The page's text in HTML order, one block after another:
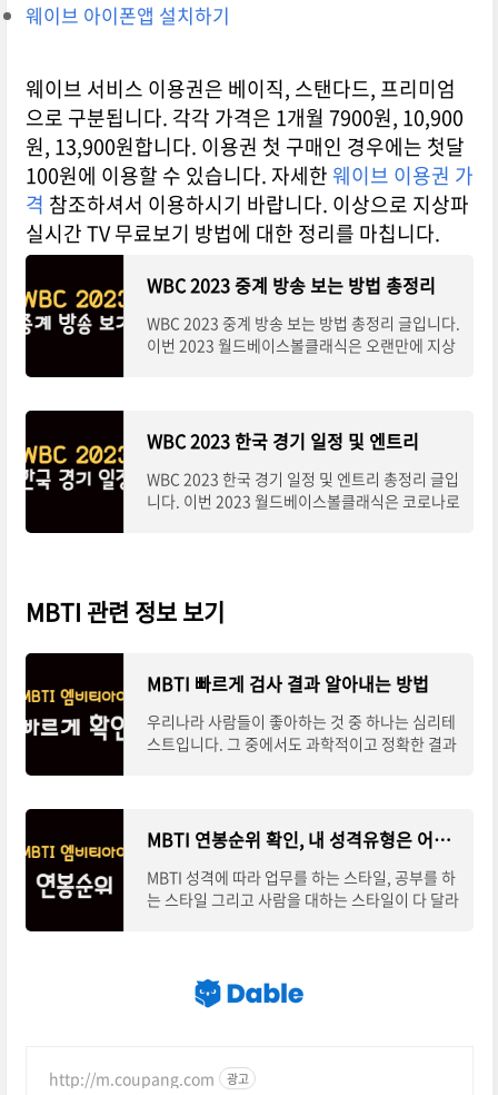
웨이브 아이폰앱 설치하기
웨이브 서비스 이용권은 베이직, 스탠다드, 프리미엄
으로 구분됩니다. 각각 가격은 1개월 7900원, 10,900
원, 13,900원합니다. 이용권 첫 구매인 경우에는 첫달
100원에 이용할 수 있습니다. 자세한웨이브 이용권 가
격 참조하셔서 이용하시기 바랍니다. 이상으로 지상파
실시간 TV 무료보기 방법에 대한 정리를 마칩니다.
WBC 2023 중계 방송 보는 방법 총정리
WBC 2023 중계 방송 보는 방법 총정리 글입니다.
이번 2023 월드베이스볼클래식은 오랜만에 지상
WBC 2023 한국 경기 일정 및 엔트리
WBC 2023 한국 경기 일정 및 엔트리 총정리 글입
니다. 이번 2023 월드베이스볼클래식은 코로나로
MBTI 관련 정보 보기
MBTI 빠르게 검사 결과 알아내는 방법
우리나라 사람들이 좋아하는 것 중 하나는 심리테
스트입니다. 그 중에서도 과학적이고 정확한 결과
MBTI 연봉순위 확인, 내 성격유형은 어느 정도?
MBTI 성격에 따라 업무를 하는 스타일, 공부를 하
는 스타일 그리고 사람을 대하는 스타일이 다 달라
http://m.coupang.com 광고